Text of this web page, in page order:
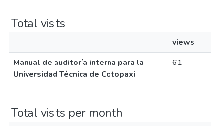
Total visits
views
Manual de auditoría interna para la
Universidad Técnica de Cotopaxi
61
Total visits per month